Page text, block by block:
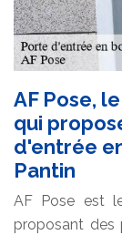
AF Pose,
qui
d'entrée
Pantin
AF Pose est
proposant des